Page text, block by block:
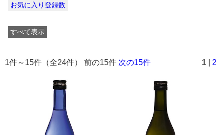
お気に入り登録数
すべて表示
1件～15件（全24件） 前の15件 次の15件 1 2